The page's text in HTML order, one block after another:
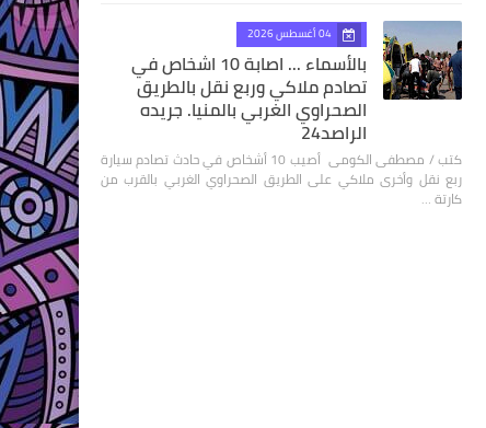
04 أغسطس 2026
بالأسماء ... اصابة 10 اشخاص في
تصادم ملاكي وربع نقل بالطريق
الصحراوي الغربي بالمنيا. جريده
الراصد24
كتب / مصطفى الكومى أصيب 10 أشخاص في حادث تصادم سيارة
ربع نقل وأخرى ملاكي على الطريق الصحراوي الغربي بالقرب من
كارتة …